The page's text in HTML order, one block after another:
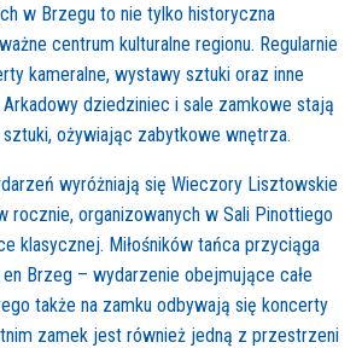
w Brzegu to nie tylko historyczna
centrum kulturalne regionu. Regularnie
kameralne, wystawy sztuki oraz inne
dziedziniec i sale zamkowe stają
ożywiając zabytkowe wnętrza.
wyróżniają się Wieczory Lisztowskie
rocznie, organizowanych w Sali Pinottiego
klasycznej. Miłośników tańca przyciąga
Brzeg – wydarzenie obejmujące całe
także na zamku odbywają się koncerty
zamek jest również jedną z przestrzeni